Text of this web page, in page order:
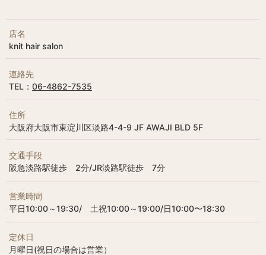
店名
knit hair salon
連絡先
TEL： 06-4862-7535
住所
大阪府大阪市東淀川区淡路4-4-9 JF AWAJI BLD 5F
交通手段
阪急淡路駅徒歩 2分/JR淡路駅徒歩 7分
営業時間
平日10:00～19:30/ 土祝10:00～19:00/日10:00〜18:30
定休日
月曜日(祝日の場合は営業）